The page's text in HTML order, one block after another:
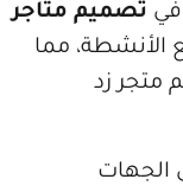
متاجر
مما